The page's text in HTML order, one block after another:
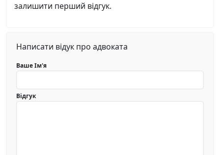
залишити перший відгук.
Написати відук про адвоката
Ваше Ім'я
Відгук